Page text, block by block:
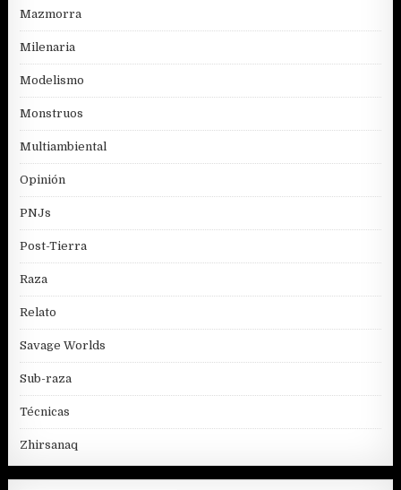
Mazmorra
Milenaria
Modelismo
Monstruos
Multiambiental
Opinión
PNJs
Post-Tierra
Raza
Relato
Savage Worlds
Sub-raza
Técnicas
Zhirsanaq